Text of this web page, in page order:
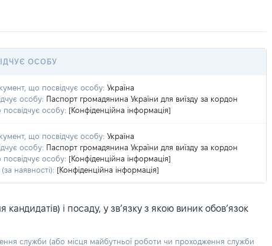
ОСОБУ
що посвідчує особу: Україна
особу: Паспорт громадянина України для виїзду за кордон
особу: [Конфіденційна інформація]
що посвідчує особу: Україна
особу: Паспорт громадянина України для виїзду за кордон
особу: [Конфіденційна інформація]
наявності): [Конфіденційна інформація]
і посаду, у зв’язку з якою виник обов’язок
служби (або місця майбутньої роботи чи проходження служби